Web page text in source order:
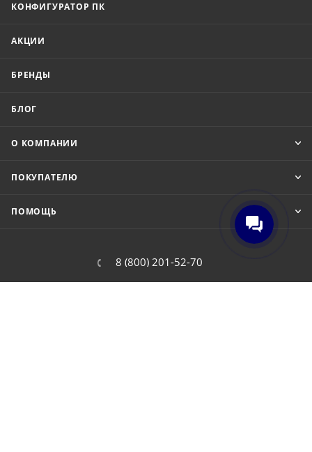
КОНФИГУРАТОР ПК
АКЦИИ
БРЕНДЫ
БЛОГ
О КОМПАНИИ
ПОКУПАТЕЛЮ
ПОМОЩЬ
8 (800) 201-52-70